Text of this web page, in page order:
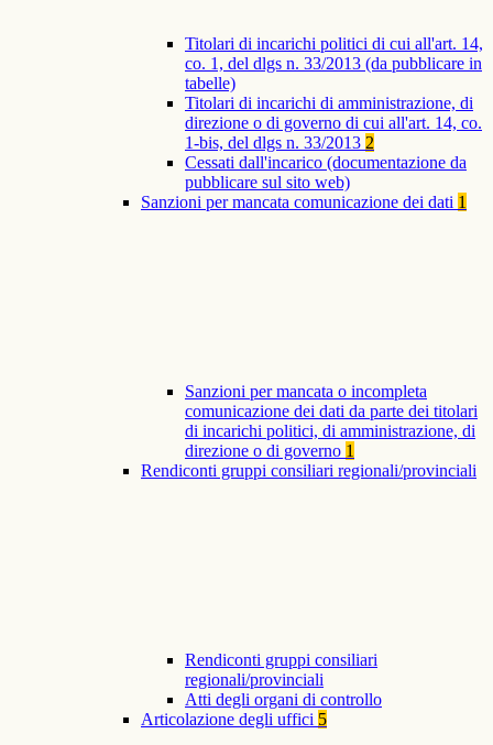
Titolari di incarichi politici di cui all'art. 14,
co. 1, del dlgs n. 33/2013 (da pubblicare in
tabelle)
Titolari di incarichi di amministrazione, di
direzione o di governo di cui all'art. 14, co.
1-bis, del dlgs n. 33/2013 2
Cessati dall'incarico (documentazione da
pubblicare sul sito web)
Sanzioni per mancata comunicazione dei dati 1
Sanzioni per mancata o incompleta
comunicazione dei dati da parte dei titolari
di incarichi politici, di amministrazione, di
direzione o di governo 1
Rendiconti gruppi consiliari regionali/provinciali
Rendiconti gruppi consiliari
regionali/provinciali
Atti degli organi di controllo
Articolazione degli uffici 5